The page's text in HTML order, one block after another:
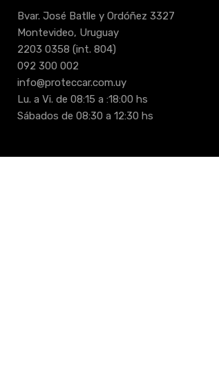
Bvar. José Batlle y Ordóñez 3327
Montevideo, Uruguay
2203 0358 (int. 804)
092 300 002
info@proteccar.com.uy
Lu. a Vi. de 08:15 a :18:00 hs
Sábados de 08:30 a 12:30 hs